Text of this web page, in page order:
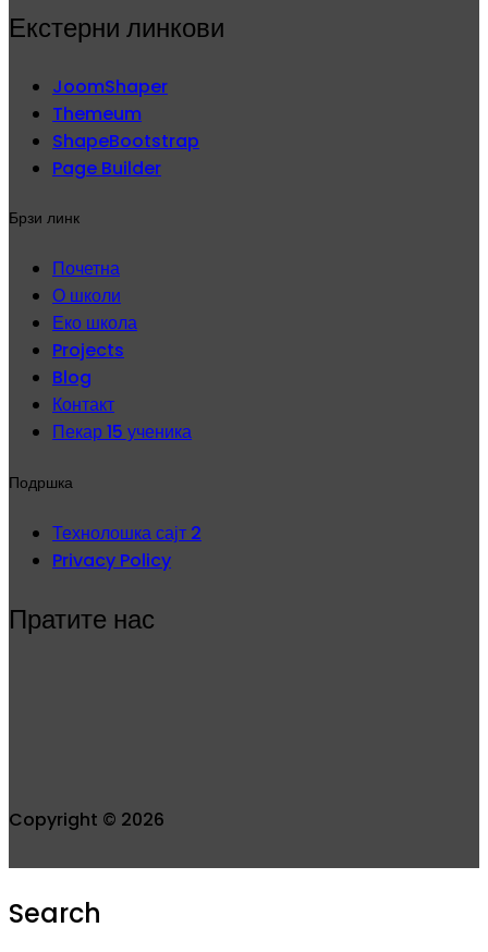
Екстерни линкови
JoomShaper
Themeum
ShapeBootstrap
Page Builder
Брзи линк
Почетна
О школи
Еко школа
Projects
Blog
Контакт
Пекар 15 ученика
Подршка
Технолошка сајт 2
Privacy Policy
Пратите нас
Copyright © 2026
Search